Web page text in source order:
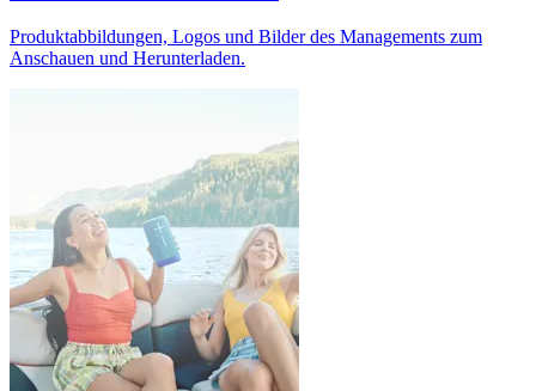
Produktabbildungen, Logos und Bilder des Managements zum
Anschauen und Herunterladen.